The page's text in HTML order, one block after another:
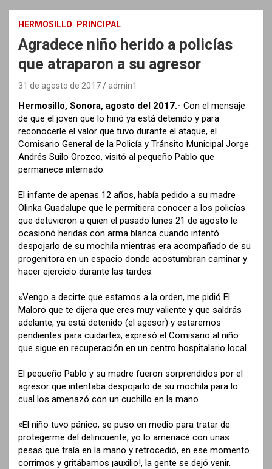
HERMOSILLO PRINCIPAL
Agradece niño herido a policías
que atraparon a su agresor
31 de agosto de 2017 admin1
Hermosillo, Sonora, agosto del 2017.- Con el mensaje
de que el joven que lo hirió ya está detenido y para
reconocerle el valor que tuvo durante el ataque, el
Comisario General de la Policía y Tránsito Municipal Jorge
Andrés Suilo Orozco, visitó al pequeño Pablo que
permanece internado.
El infante de apenas 12 años, había pedido a su madre
Olinka Guadalupe que le permitiera conocer a los policías
que detuvieron a quien el pasado lunes 21 de agosto le
ocasionó heridas con arma blanca cuando intentó
despojarlo de su mochila mientras era acompañado de su
progenitora en un espacio donde acostumbran caminar y
hacer ejercicio durante las tardes.
«Vengo a decirte que estamos a la orden, me pidió El
Maloro que te dijera que eres muy valiente y que saldrás
adelante, ya está detenido (el agesor) y estaremos
pendientes para cuidarte», expresó el Comisario al niño
que sigue en recuperación en un centro hospitalario local.
El pequeño Pablo y su madre fueron sorprendidos por el
agresor que intentaba despojarlo de su mochila para lo
cual los amenazó con un cuchillo en la mano.
«El niño tuvo pánico, se puso en medio para tratar de
protegerme del delincuente, yo lo amenacé con unas
pesas que traía en la mano y retrocedió, en ese momento
corrimos y gritábamos ¡auxilio!, la gente se dejó venir.